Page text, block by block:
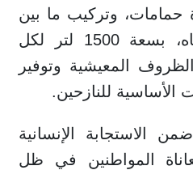
44 وحدة حمامات، وتركيب ما بين
13 إلى 14 خزان مياه، بسعة 1500 لتر لكل
المعيشية وتوفير
الأساسية للنازحين.
الاستجابة الإنسانية
المواطنين في ظل